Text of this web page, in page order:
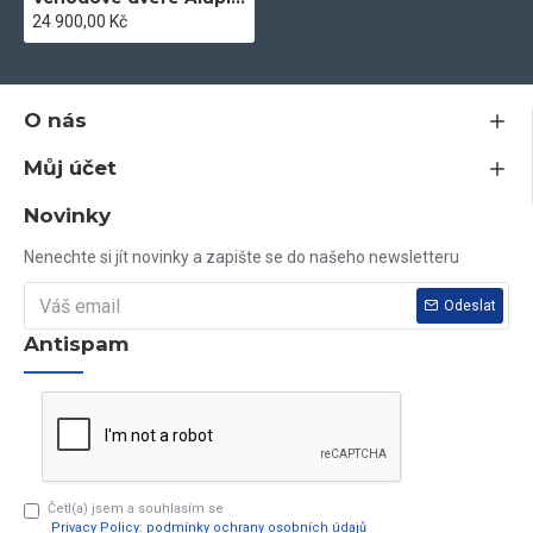
Vyrábíme všechny druhy známých odstínů, všechny druhy
můžete vaše zboží očekávat.
Vaše dotazy rádi zodpovíme na tel. čísle 603 79 79 79
24 900,00 Kč
O nás
Můj účet
Novinky
Nenechte si jít novinky a zapište se do našeho newsletteru
Odeslat
Antispam
Četl(a) jsem a souhlasím se
Privacy Policy: podmínky ochrany osobních údajů